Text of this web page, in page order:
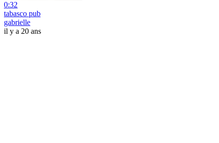
0:32
tabasco pub
gabrielle
il y a 20 ans